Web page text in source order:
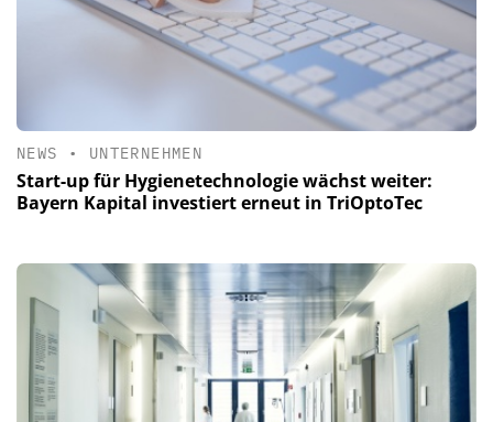
NEWS • UNTERNEHMEN
Start-up für Hygienetechnologie wächst weiter:
Bayern Kapital investiert erneut in TriOptoTec